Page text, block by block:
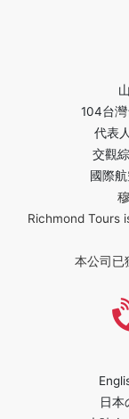
104台
代表
交觀
國際
Richmond Tours
本公司已
日